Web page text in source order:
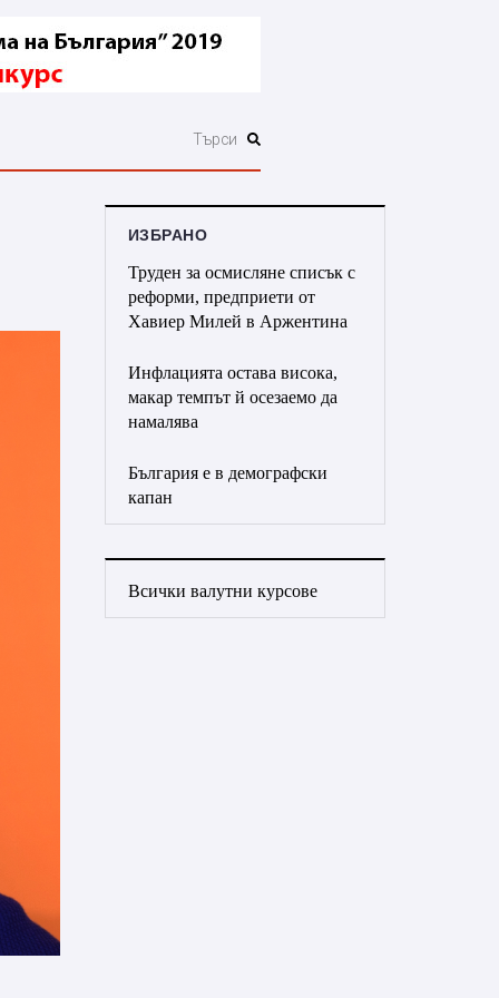
ИЗБРАНО
Труден за осмисляне списък с
реформи, предприети от
Хавиер Милей в Аржентина
Инфлацията остава висока,
макар темпът й осезаемо да
намалява
България е в демографски
капан
Всички валутни курсове